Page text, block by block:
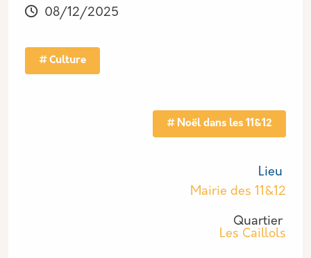
08/12/2025
Culture
Noël dans les 11&12
Lieu
Mairie des 11&12
Quartier
Les Caillols